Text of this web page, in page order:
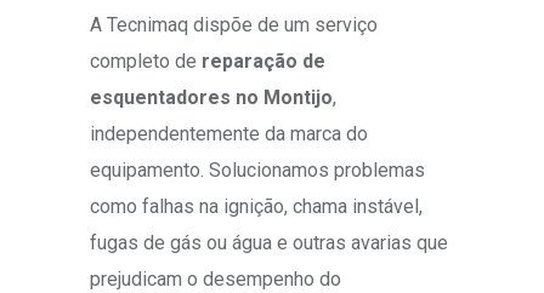
A Tecnimaq dispõe de um serviço
completo de reparação de
esquentadores no Montijo,
independentemente da marca do
equipamento. Solucionamos problemas
como falhas na ignição, chama instável,
fugas de gás ou água e outras avarias que
prejudicam o desempenho do